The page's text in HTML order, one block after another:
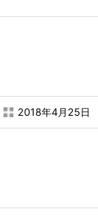
2018年4月25日